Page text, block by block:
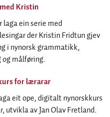
Kristin
laga ein serie med
der Kristin Fridtun gjev
i nynorsk grammatikk,
målføring.
for lærarar
eit ope, digitalt nynorskkurs
utvikla av Jan Olav Fretland.